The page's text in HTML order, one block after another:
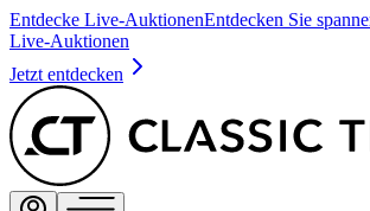
Entdecke Live-AuktionenEntdecken Sie
Live-Auktionen
Jetzt entdecken